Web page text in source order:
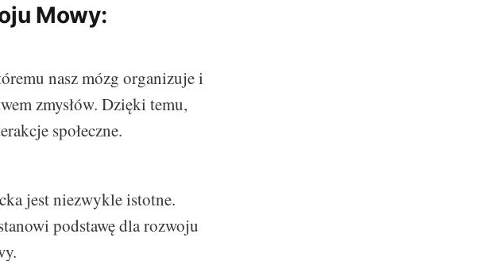
Mowy:
nasz mózg organizuje i
zmysłów. Dzięki temu,
społeczne.
jest niezwykle istotne.
podstawę dla rozwoju